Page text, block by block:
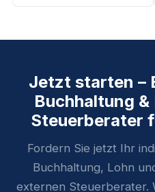
Jetzt starten –
Buchhaltung
Steuerberater
Fordern Sie jetzt Ihr
Buchhaltung, Lohn
externen Steuerberater.